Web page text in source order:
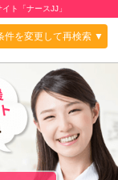
ト「ナースJJ」
件を変更して再検索 ▼